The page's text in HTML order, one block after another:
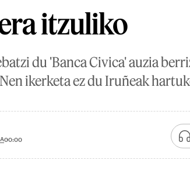
itzuliko
du 'Banca Civica' auzia
ikerketa ez du Iruñeak
00:00